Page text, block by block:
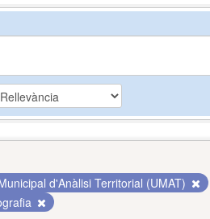
d'Anàlisi Territorial (UMAT)